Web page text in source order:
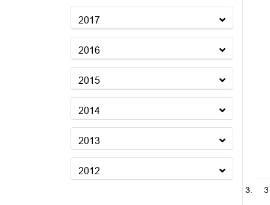
2017
2016
2015
2014
2013
2012
3